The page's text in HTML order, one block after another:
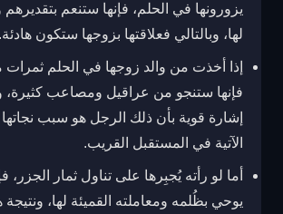
يزورونها في الحلم، فإنها ستنعم
لها، وبالتالي فعلاقتها بزوجها ستكون هادئة.
إذا أخذت من والد زوجها في الحلم ثمرات
فإنها ستنجو من عراقيل ومصاعب كثيرة،
إشارة قوية بأن ذلك الرجل هو سبب
الآتية في المستقبل القريب.
أما لو رأته يُجبِرها على تناول ثمار الجزر،
يوحي بظُلمه ومعاملته القميئة لها، ونتيجة